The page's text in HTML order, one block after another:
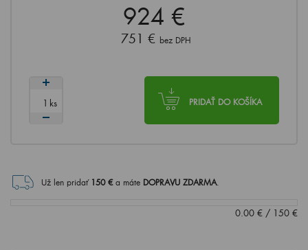
924 €
751 € bez DPH
PRIDAŤ DO KOŠÍKA
ks
Už len pridať 150€ a máte DOPRAVU ZDARMA.
0.00 € / 150 €